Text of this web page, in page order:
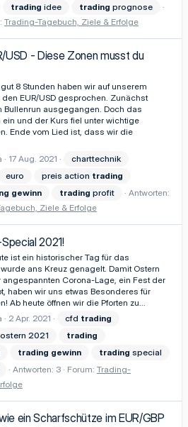
trading idee trading prognose
Trading-Tagebuch, Ziele & Erfolge
USD - Diese Zonen musst du
8 Stunden haben wir auf unserem
EUR/USD gesprochen. Zunächst
Bullenrun ausgegangen. Doch das
und der Kurs fiel unter wichtige
Ende vom Lied ist, dass wir die
17 Aug. 2021
charttechnik
euro preis action trading
gewinn trading profit
Antworten:
Ziele & Erfolge
2021!
ist ein historischer Tag für das
ans Kreuz genagelt. Damit Ostern
angespannten Corona-Lage, ein Fest der
haben wir uns etwas Besonderes für
Ab heute öffnen wir die Pforten zu...
2 Apr. 2021 cfd trading
ostern 2021
trading
trading gewinn trading special
Antworten: 3 Forum: Trading-
ein Scharfschütze im EUR/GBP